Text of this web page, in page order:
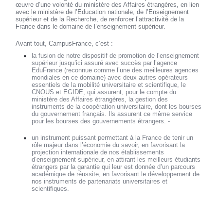
œuvre d’une volonté du ministère des Affaires étrangères, en lien
avec le ministère de l’Education nationale, de l’Enseignement
supérieur et de la Recherche, de renforcer l’attractivité de la
France dans le domaine de l’enseignement supérieur.
Avant tout, CampusFrance, c’est :
la fusion de notre dispositif de promotion de l’enseignement
supérieur jusqu’ici assuré avec succès par l’agence
EduFrance (reconnue comme l’une des meilleures agences
mondiales en ce domaine) avec deux autres opérateurs
essentiels de la mobilité universitaire et scientifique, le
CNOUS et EGIDE, qui assurent, pour le compte du
ministère des Affaires étrangères, la gestion des
instruments de la coopération universitaire, dont les bourses
du gouvernement français. Ils assurent ce même service
pour les bourses des gouvernements étrangers. -
un instrument puissant permettant à la France de tenir un
rôle majeur dans l’économie du savoir, en favorisant la
projection internationale de nos établissements
d’enseignement supérieur, en attirant les meilleurs étudiants
étrangers par la garantie qui leur est donnée d’un parcours
académique de réussite, en favorisant le développement de
nos instruments de partenariats universitaires et
scientifiques.